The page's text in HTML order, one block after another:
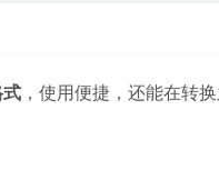
式 ，使用便捷，还能在转